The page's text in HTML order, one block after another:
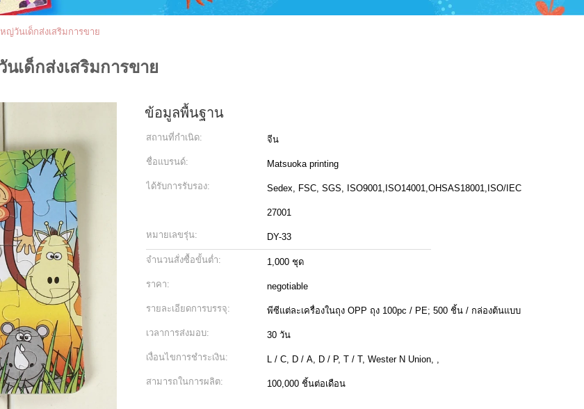
วันเด็กส่งเสริมการขาย
เด็กส่งเสริมการขาย
ข้อมูลพื้นฐาน
สถานที่กำเนิด: จีน
ชื่อแบรนด์: Matsuoka printing
ได้รับการรับรอง: Sedex, FSC, SGS, ISO9001,ISO14001,OHSAS18001,ISO/IEC
27001
หมายเลขรุ่น: DY-33
จำนวนสั่งซื้อขั้นต่ำ: 1,000 ชุด
ราคา: negotiable
รายละเอียดการบรรจุ: พีซีแต่ละเครื่องในถุง OPP ถุง 100pc / PE; 500 ชิ้น / กล่องต้นแบบ
เวลาการส่งมอบ: 30 วัน
เงื่อนไขการชำระเงิน: L / C, D / A, D / P, T / T, Wester N Union, ,
สามารถในการผลิต: 100,000 ชิ้นต่อเดือน